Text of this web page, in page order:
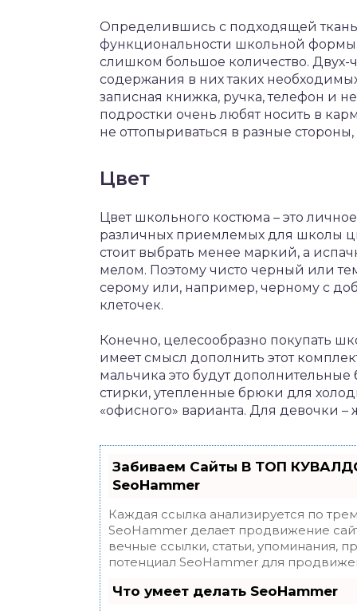
Определившись с подходящей
функциональности школьной формы.
слишком большое количество. Двух-
содержания в них таких
записная книжка, ручка, телефон и
подростки очень любят носить в
не оттопыриваться в разные
Цвет
Цвет школьного костюма – это
различных приемлемых для школы
стоит выбрать менее маркий, а
мелом. Поэтому чисто черный или
серому или, например, черному с
клеточек.
Конечно, целесообразно покупать
имеет смысл дополнить этот
мальчика это будут
стирки, утепленные брюки для
«офисного» варианта. Для девочки –
Забиваем Сайты В ТОП
SeoHammer
Каждая ссылка анализируется по
SeoHammer делает продвижение
вечные ссылки, статьи, упоминания,
потенциал SeoHammer для
Что умеет делать SeoHammer